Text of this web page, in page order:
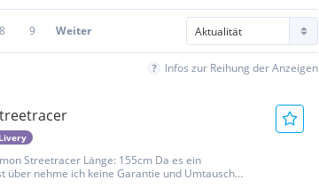
8 9 Weiter
Infos zur Reihung der Anzeigen
Streetracer Länge: 155cm Da es ein
über nehme ich keine Garantie und Umtausch